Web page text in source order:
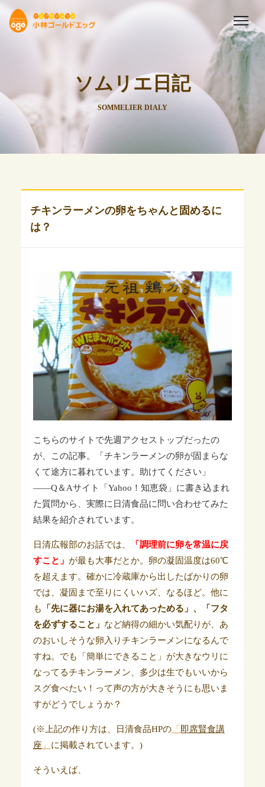
ソムリエ日記
SOMMELIER DIALY
チキンラーメンの卵をちゃんと固めるに
は？
こちらのサイトで先週アクセストップだったの
が、この記事。「チキンラーメンの卵が固まらな
くて途方に暮れています。助けてください」
――Q＆Aサイト「Yahoo！知恵袋」に書き込まれ
た質問から、実際に日清食品に問い合わせてみた
結果を紹介されています。
日清広報部のお話では、
「調理前に卵を常温に戻
すこと」 が最も大事だとか。卵の凝固温度は60℃
を超えます。確かに冷蔵庫から出したばかりの卵
では、凝固まで至りにくいハズ、なるほど。他に
も
「先に器にお湯を入れてあっためる」、「フタ
を必ずすること」 など納得の細かい気配りが、あ
のおいしそうな卵入りチキンラーメンになるんで
すね。でも「簡単にできること」が大きなウリに
なってるチキンラーメン、多少は生でもいいから
スグ食べたい！って声の方が大きそうにも思いま
すがどうでしょうか？
(※上記の作り方は、日清食品HPの「 即席賢食講
座 」 に掲載されています。)
そういえば、